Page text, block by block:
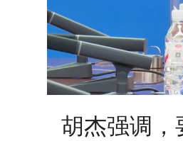
胡杰强调，